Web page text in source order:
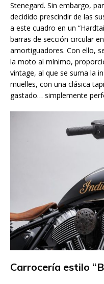
Stenegard. Sin embargo,
decidido prescindir de las
a este cuadro en un
barras de sección circular
amortiguadores. Con ello,
la moto al mínimo,
vintage, al que se suma la
muelles, con una clásica
gastado… simplemente
Carrocería estilo